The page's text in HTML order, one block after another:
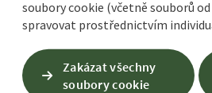
soubory cookie (včetně souborů
spravovat prostřednictvím
Zakázat všechny
soubory cookie